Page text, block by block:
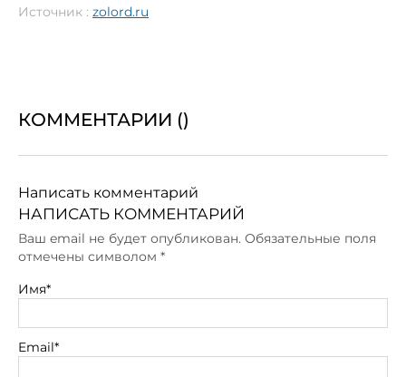
Источник : zolord.ru
КОММЕНТАРИИ ()
Написать комментарий
НАПИСАТЬ КОММЕНТАРИЙ
Ваш email не будет опубликован. Обязательные поля
отмечены символом *
Имя*
Email*